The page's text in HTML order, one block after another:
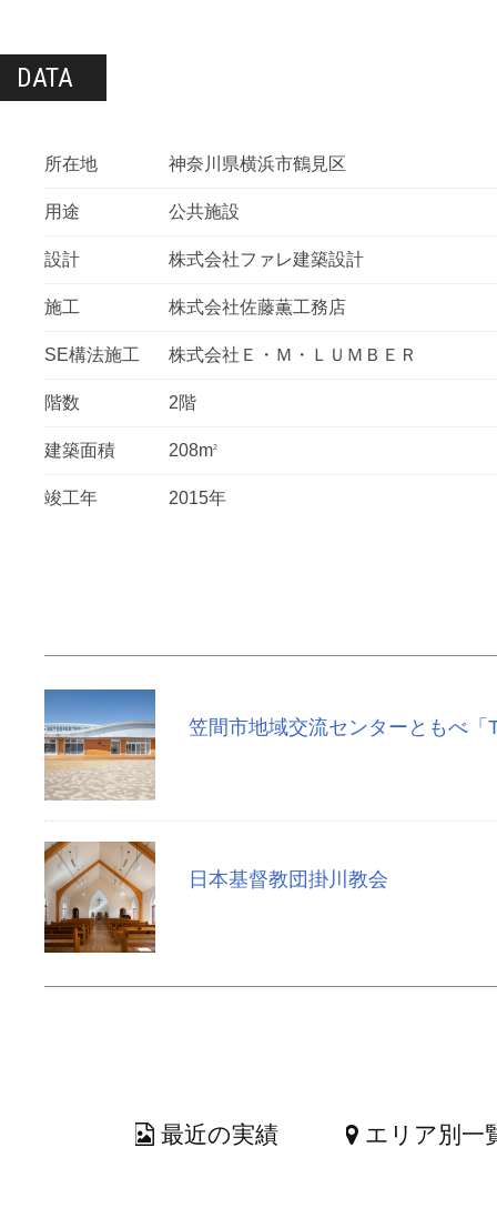
DATA
所在地 神奈川県横浜市鶴見区
用途 公共施設
設計 株式会社ファレ建築設計
施工 株式会社佐藤薫工務店
SE構法施工 株式会社Ｅ・Ｍ・ＬＵＭＢＥＲ
階数 2階
建築面積 208m2
竣工年 2015年
笠間市地域交流センターともべ「
日本基督教団掛川教会
最近の実績 エリア別一